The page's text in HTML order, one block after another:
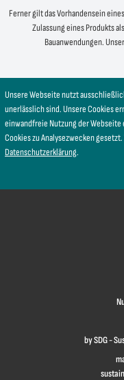
Ferner gilt das Vorhandensein
Zulassung eines Produkts
Bauanwendungen.
Unsere Webseite nutzt
unerlässlich sind. Unsere Cookies
einwandfreie Nutzung der
Cookies zu Analysezwecken
Datenschutzerklärung.
by SDG -